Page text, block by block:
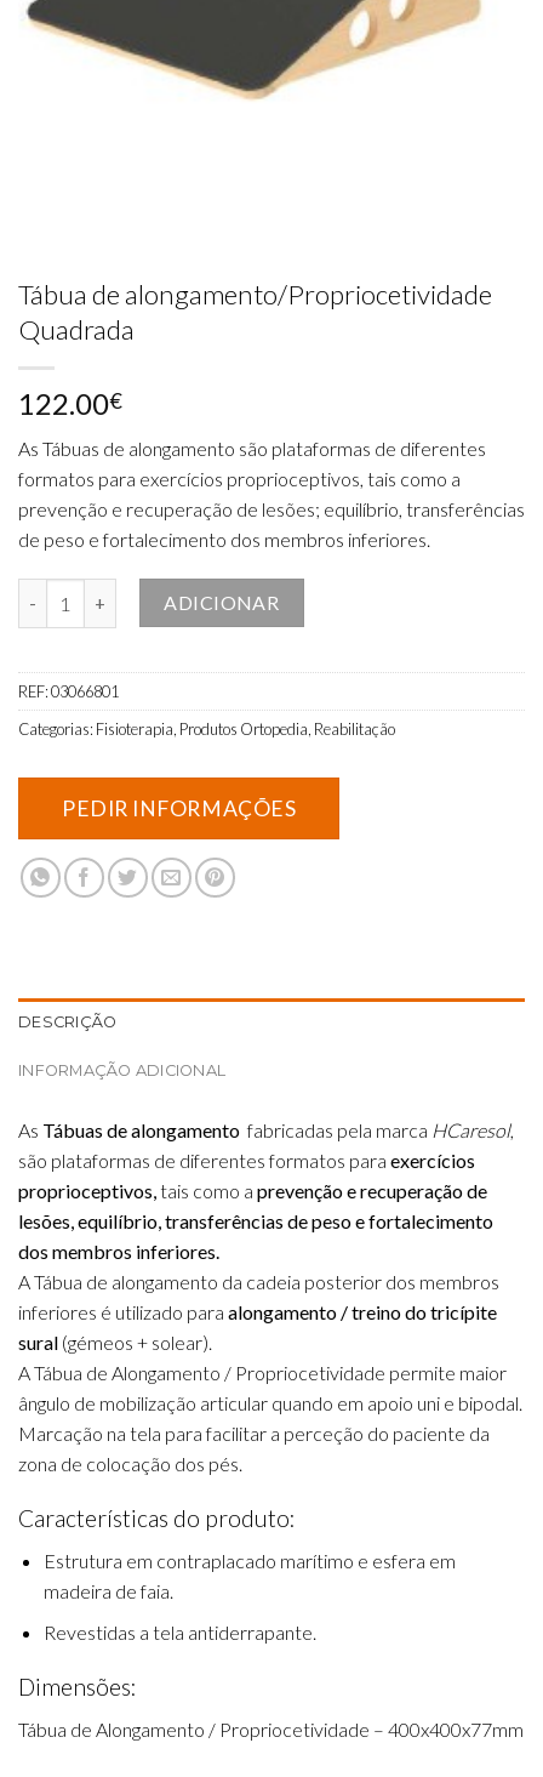
Tábua de alongamento/Propriocetividade
Quadrada
122.00€
As Tábuas de alongamento são plataformas de diferentes
formatos para exercícios proprioceptivos, tais como a
prevenção e recuperação de lesões; equilíbrio, transferências
de peso e fortalecimento dos membros inferiores.
Quantidade de Tábua de alongamento/Propriocetividade Quadrada
ADICIONAR
REF:03066801
Categorias: Fisioterapia, Produtos Ortopedia, Reabilitação
DESCRIÇÃO
INFORMAÇÃO ADICIONAL
As Tábuas de alongamento fabricadas pela marca HCaresol,
são plataformas de diferentes formatos para exercícios
proprioceptivos,tais como a prevenção e recuperação de
lesões, equilíbrio, transferências de peso e fortalecimento
dos membros inferiores.
A Tábua de alongamento da cadeia posterior dos membros
inferiores é utilizado para alongamento / treino do tricípite
sural (gémeos + solear).
A Tábua de Alongamento / Propriocetividade permite maior
ângulo de mobilização articular quando em apoio uni e bipodal.
Marcação na tela para facilitar a perceção do paciente da
zona de colocação dos pés.
Características do produto:
Estrutura em contraplacado marítimo e esfera em
madeira de faia.
Revestidas a tela antiderrapante.
Dimensões:
Tábua de Alongamento / Propriocetividade – 400x400x77mm